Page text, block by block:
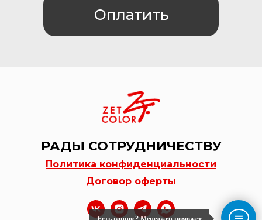
Оплатить
РАДЫ СОТРУДНИЧЕСТВУ
Политика конфиденциальности
Договор оферты